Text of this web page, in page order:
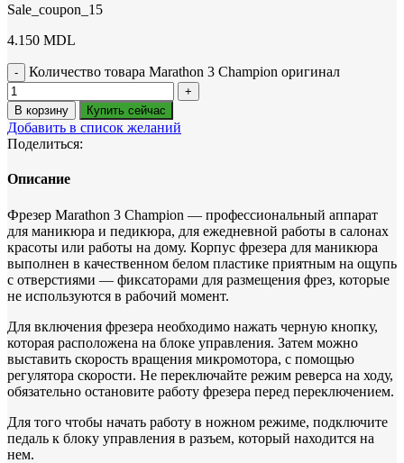
Sale_coupon_15
4.150 MDL
Количество товара Marathon 3 Champion оригинал
В корзину Купить сейчас
Добавить в список желаний
Поделиться:
Описание
Фрезер Marathon 3 Champion — профессиональный аппарат
для маникюра и педикюра, для ежедневной работы в салонах
красоты или работы на дому. Корпус фрезера для маникюра
выполнен в качественном белом пластике приятным на ощупь
с отверстиями — фиксаторами для размещения фрез, которые
не используются в рабочий момент.
Для включения фрезера необходимо нажать черную кнопку,
которая расположена на блоке управления. Затем можно
выставить скорость вращения микромотора, с помощью
регулятора скорости. Не переключайте режим реверса на ходу,
обязательно остановите работу фрезера перед переключением.
Для того чтобы начать работу в ножном режиме, подключите
педаль к блоку управления в разъем, который находится на
нем.